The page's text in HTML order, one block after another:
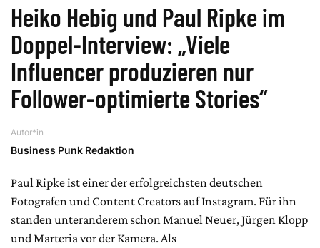
Heiko Hebig und Paul Ripke im
Doppel-Interview: „Viele
Influencer produzieren nur
Follower-optimierte Stories“
Autor*in
Business Punk Redaktion
Paul Ripke ist einer der erfolgreichsten deutschen
Fotografen und Content Creators auf Instagram. Für ihn
standen unteranderem schon Manuel Neuer, Jürgen Klopp
und Marteria vor der Kamera. Als